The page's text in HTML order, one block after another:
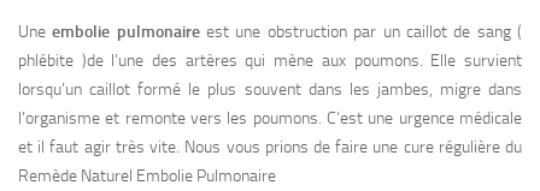
Uneembolie pulmonaireest une obstruction par un caillot de sang (
phlébite )de l’une des artères qui mène aux poumons. Elle survient
lorsqu’un caillot formé le plus souvent dans les jambes, migre dans
l’organisme et remonte vers les poumons. C’est une urgence médicale
et il faut agir très vite. Nous vous prions de faire une cure régulière du
Remède Naturel Embolie Pulmonaire